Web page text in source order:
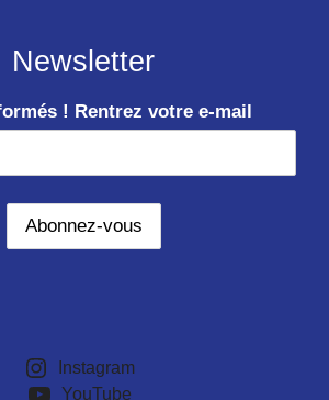
Newsletter
! Rentrez votre e-mail
Instagram
YouTube